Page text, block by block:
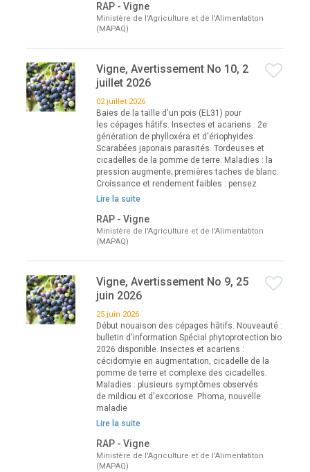
RAP - Vigne
Ministère de l'Agriculture et de l'Alimentatiton
(MAPAQ)
Vigne, Avertissement No 10, 2
juillet 2026
02 juillet 2026
Baies de la taille d'un pois (EL31) pour
les cépages hâtifs. Insectes et acariens : 2e
génération de phylloxéra et d'ériophyides.
Scarabées japonais parasités. Tordeuses et
cicadelles de la pomme de terre. Maladies : la
pression augmente; premières taches de blanc.
Croissance et rendement faibles : pensez
Lire la suite
RAP - Vigne
Ministère de l'Agriculture et de l'Alimentatiton
(MAPAQ)
Vigne, Avertissement No 9, 25
juin 2026
25 juin 2026
Début nouaison des cépages hâtifs. Nouveauté :
bulletin d'information Spécial phytoprotection bio
2026 disponible. Insectes et acariens :
cécidomyie en augmentation, cicadelle de la
pomme de terre et complexe des cicadelles.
Maladies : plusieurs symptômes observés
de mildiou et d'excoriose. Phoma, nouvelle
maladie
Lire la suite
RAP - Vigne
Ministère de l'Agriculture et de l'Alimentatiton
(MAPAQ)